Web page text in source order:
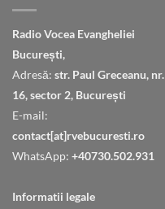
Radio Vocea Evangheliei
București,
Adresă: str. Paul Greceanu, nr.
16, sector 2, București
E-mail:
contact[at]rvebucuresti.ro
WhatsApp: +40730.502.931
Informatii legale